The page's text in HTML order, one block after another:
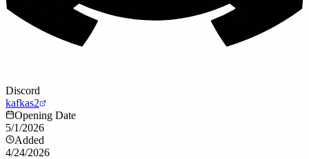
Discord
kafkas2
Opening Date
5/1/2026
Added
4/24/2026